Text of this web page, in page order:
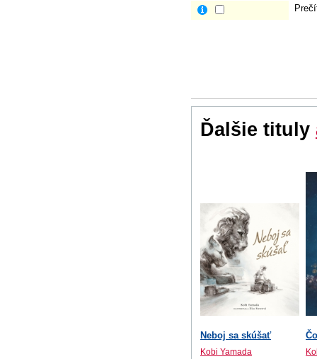
Ďalšie tituly
Neboj sa skúšať
Kobi Yamada